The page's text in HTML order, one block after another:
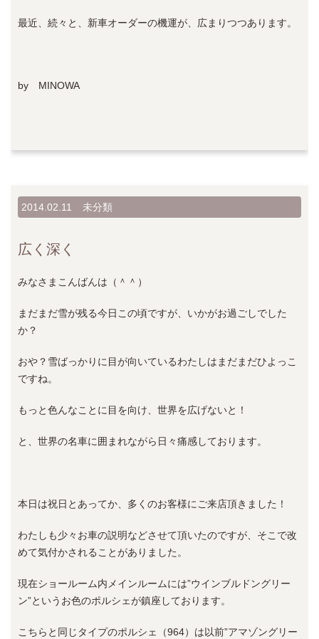
最近、続々と、新車オーダーの機運が、広まりつつあります。
by MINOWA
2014.02.11 未分類
広く深く
みなさまこんばんは（＾＾）
まだまだ雪が残る今日この頃ですが、いかがお過ごしでした
か？
おや？雪ばっかりに目が向いているわたしはまだまだひよっこ
ですね。
もっと色んなことに目を向け、世界を広げないと！
と、世界の名車に囲まれながら日々痛感しております。
本日は祝日とあってか、多くのお客様にご来店頂きました！
わたしも少々お車の説明などさせて頂いたのですが、そこで改
めて気付かされることがありました。
現在ショールーム内メインルームには”ウインブルドングリー
ン”というお色のポルシェが鎮座しております。
こちらと同じタイプのポルシェ（964）は以前”アマゾングリー